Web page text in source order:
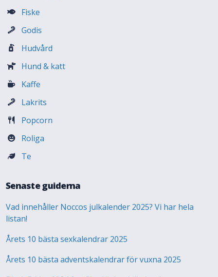
Fiske
Godis
Hudvård
Hund & katt
Kaffe
Lakrits
Popcorn
Roliga
Te
Senaste guiderna
Vad innehåller Noccos julkalender 2025? Vi har hela
listan!
Årets 10 bästa sexkalendrar 2025
Årets 10 bästa adventskalendrar för vuxna 2025